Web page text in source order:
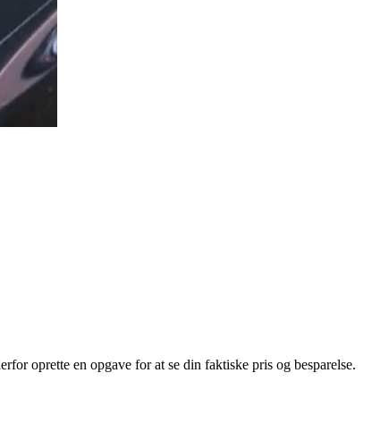
oprette en opgave for at se din faktiske pris og besparelse.